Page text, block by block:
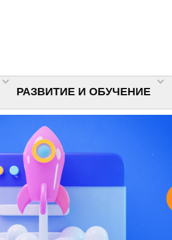
РАЗВИТИЕ И ОБУЧЕНИЕ